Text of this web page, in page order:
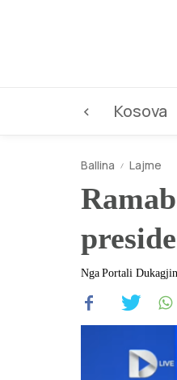
< Kosova
Ballina Lajme
Nga Portali